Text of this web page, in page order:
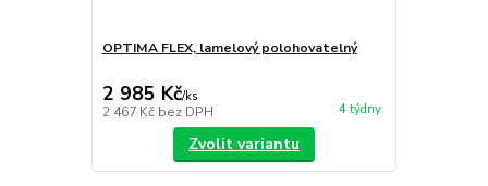
OPTIMA FLEX, lamelový polohovatelný
2 985 Kč/ks
2 467 Kč bez DPH 4 týdny
Zvolit variantu